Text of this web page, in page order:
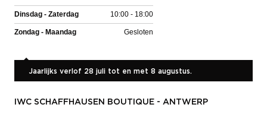
Dinsdag - Zaterdag 10:00 - 18:00
Zondag - Maandag Gesloten
Jaarlijks verlof 28 juli tot en met 8 augustus.
IWC SCHAFFHAUSEN BOUTIQUE - ANTWERP